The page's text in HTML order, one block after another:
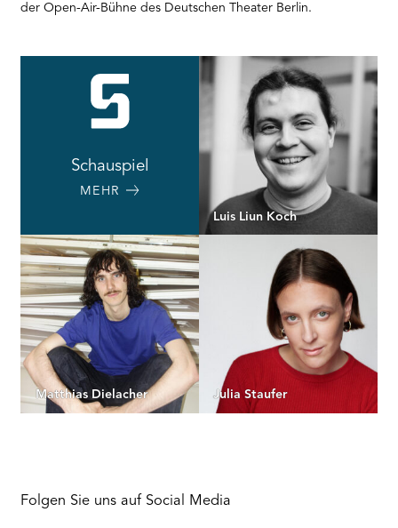
der Open-Air-Bühne des Deutschen Theater Berlin.
Schauspiel
MEHR
Luis Liun Koch
Matthias Dielacher Julia Staufer
Folgen Sie uns auf Social Media